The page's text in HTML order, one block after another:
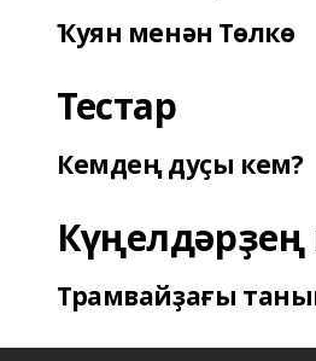
Ҡуян менән Төлкө
Тестар
Кемдең дуҫы кем?
Трамвайҙағы